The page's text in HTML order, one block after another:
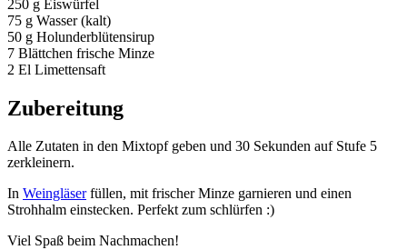
250 g Eiswürfel
75 g Wasser (kalt)
50 g Holunderblütensirup
7 Blättchen frische Minze
2 El Limettensaft
Zubereitung
Alle Zutaten in den Mixtopf geben und 30 Sekunden auf Stufe 5
zerkleinern.
In Weingläserfüllen, mit frischer Minze garnieren und einen
Strohhalm einstecken. Perfekt zum schlürfen :)
Viel Spaß beim Nachmachen!